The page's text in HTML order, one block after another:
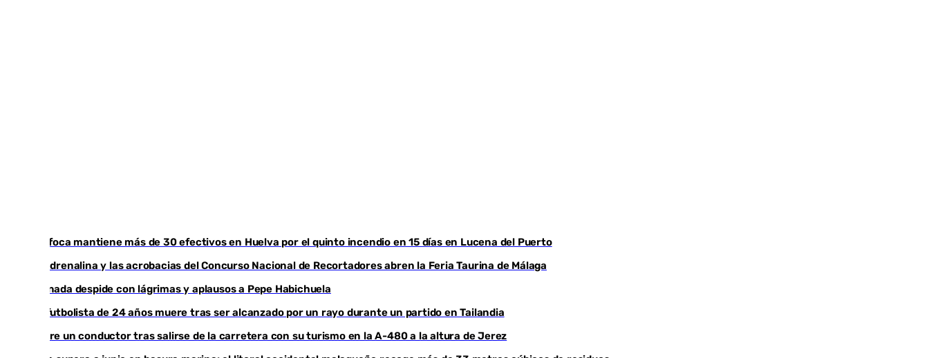
El Infoca mantiene más de 30 efectivos en Huelva por el quinto incendio en 15 días en Lucena del Puerto
La adrenalina y las acrobacias del Concurso Nacional de Recortadores abren la Feria Taurina de Málaga
Granada despide con lágrimas y aplausos a Pepe Habichuela
Un futbolista de 24 años muere tras ser alcanzado por un rayo durante un partido en Tailandia
Muere un conductor tras salirse de la carretera con su turismo en la A-480 a la altura de Jerez